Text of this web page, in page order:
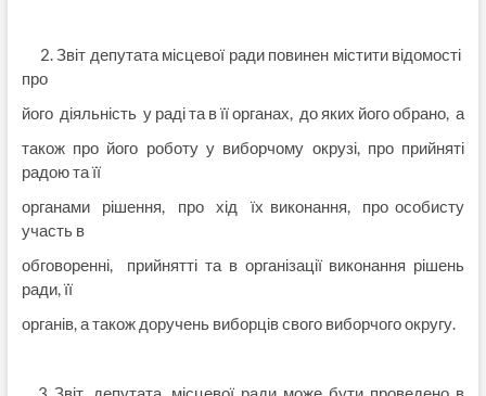
2. Звіт депутата місцевої ради повинен містити відомості
про
його діяльність у раді та в її органах, до яких його обрано, а
також про його роботу у виборчому окрузі, про прийняті
радою та її
органами рішення, про хід їх виконання, про особисту
участь в
обговоренні, прийнятті та в організації виконання рішень
ради, її
органів, а також доручень виборців свого виборчого округу.